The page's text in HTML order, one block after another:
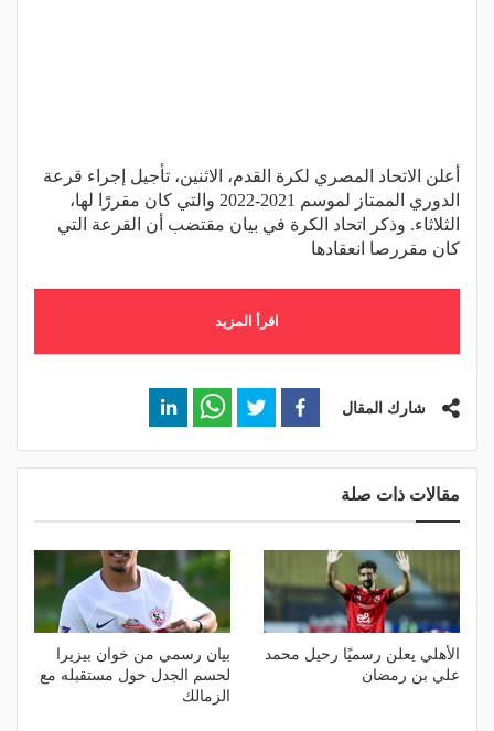
أعلن الاتحاد المصري لكرة القدم، الاثنين، تأجيل إجراء قرعة
الدوري الممتاز لموسم 2021-2022 والتي كان مقررًا لها،
الثلاثاء. وذكر اتحاد الكرة في بيان مقتضب أن القرعة التي
كان مقررصا انعقادها
اقرأ المزيد
شارك المقال
مقالات ذات صلة
الأهلي يعلن رسميًا رحيل محمد
علي بن رمضان
بيان رسمي من خوان بيزيرا
لحسم الجدل حول مستقبله مع
الزمالك